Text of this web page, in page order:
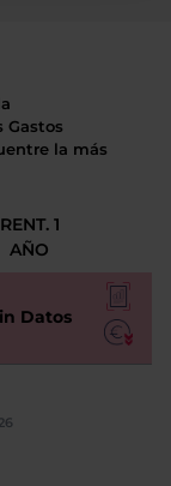
Gastos
la más
RENT. 1
AÑO
Datos